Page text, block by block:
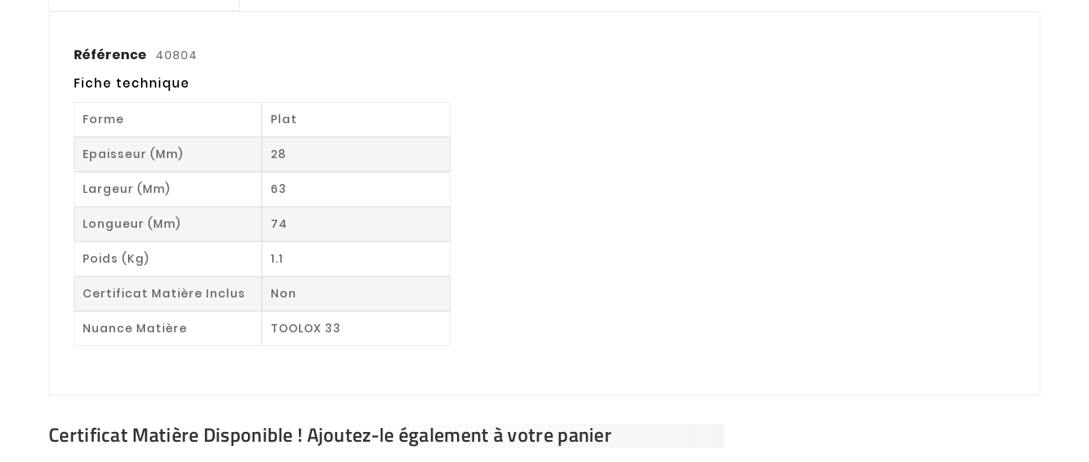
Référence 40804
Fiche technique
Forme Plat
Epaisseur (mm) 28
Largeur (mm) 63
Longueur (mm) 74
Poids (kg) 1.1
Certificat Matière Inclus Non
Nuance Matière TOOLOX 33
Certificat Matière Disponible ! Ajoutez-le également à votre panier